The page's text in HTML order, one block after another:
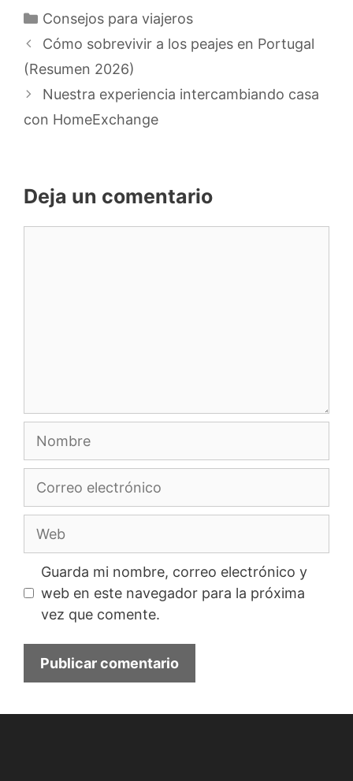
Categorías
Consejos para viajeros
Cómo sobrevivir a los peajes en Portugal
(Resumen 2026)
Nuestra experiencia intercambiando casa
con HomeExchange
Deja un comentario
Nombre
Correo
Web
Guarda mi nombre, correo electrónico y
web en este navegador para la próxima
vez que comente.